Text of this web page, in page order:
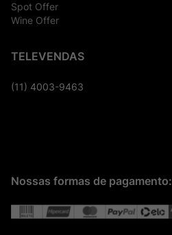
Spot Offer
Wine Offer
TELEVENDAS
(11) 4003-9463
Nossas formas de pagamento: